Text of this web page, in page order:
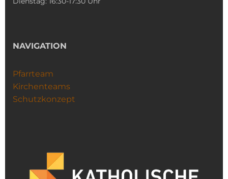
NAVIGATION
Pfarrteam
Kirchenteams
Schutzkonzept